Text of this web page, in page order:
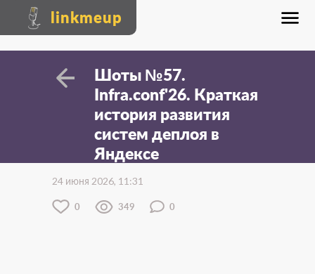
linkmeup
Шоты №57.
Infra.conf'26. Краткая
история развития
систем деплоя в
Яндексе
24 июня 2026, 11:31
0 349 0